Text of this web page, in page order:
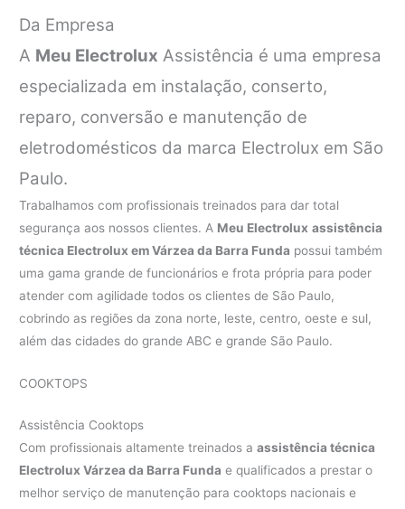
Da Empresa
A Meu Electrolux Assistência é uma empresa
especializada em instalação, conserto,
reparo, conversão e manutenção de
eletrodomésticos da marca Electrolux em São
Paulo.
Trabalhamos com profissionais treinados para dar total
segurança aos nossos clientes. A Meu Electrolux assistência
técnica Electrolux em Várzea da Barra Funda possui também
uma gama grande de funcionários e frota própria para poder
atender com agilidade todos os clientes de São Paulo,
cobrindo as regiões da zona norte, leste, centro, oeste e sul,
além das cidades do grande ABC e grande São Paulo.
COOKTOPS
Assistência Cooktops
Com profissionais altamente treinados aassistência técnica
Electrolux Várzea da Barra Funda e qualificados a prestar o
melhor serviço de manutenção para cooktops nacionais e